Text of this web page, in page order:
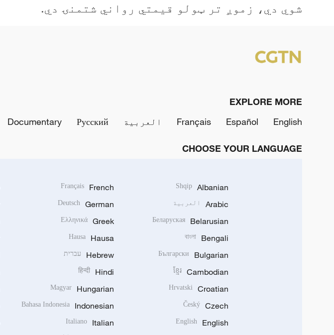
شوي دي، زموږ تر ټولو قيمتي رواني شتمنۍ دي.
EXPLORE MORE
English
Español
Français العربية Русский
Documentary
CHOOSE YOUR LANGUAGE
Albanian
Shqip
Arabic العربية
Belarusian
Беларуская
Bengali
বাংলা
Bulgarian
Български
Cambodian
ខ្មែរ
Croatian
Hrvatski
Czech
Český
English
English
French
Français
German
Deutsch
Greek
Ελληνικά
Hausa
Hausa
Hebrew עברית
Hindi
हिन्दी
Hungarian
Magyar
Indonesian
Bahasa Indonesia
Italian
Italiano